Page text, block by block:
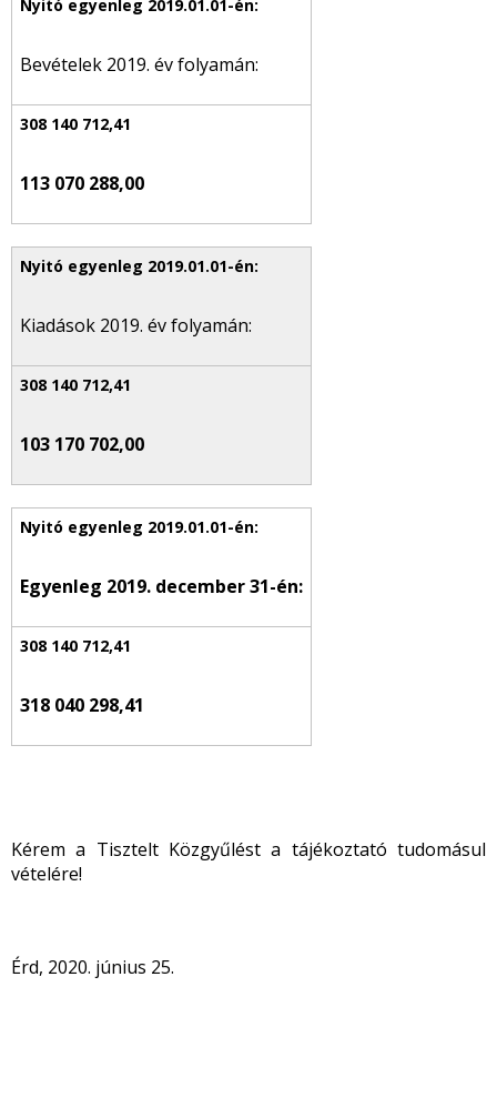
Bevételek 2019. év folyamán:
113 070 288,00
Kiadások 2019. év folyamán:
103 170 702,00
Egyenleg 2019. december 31-én:
318 040 298,41
Kérem a Tisztelt Közgyűlést a tájékoztató tudomásul
vételére!
Érd, 2020. június 25.